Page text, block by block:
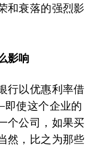
和衰落的强烈影
影响
行以优惠利率借
使这个企业的
个公司，如果买
然，比之为那些